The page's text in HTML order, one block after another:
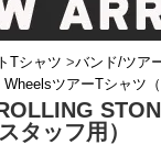
Tシャツ >バンド/ツア
WheelsツアーTシャツ
タッフ用）